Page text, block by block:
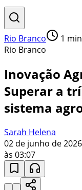
Rio Branco 1
Rio Branco
Inovação
Superar a
sistema
Sarah Helena
02 de junho de
às 03:07